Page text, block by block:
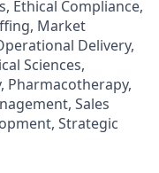
Ethical Compliance,
Market
Delivery,
Sciences,
Pharmacotherapy,
Sales
Strategic